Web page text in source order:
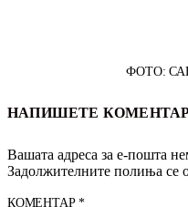
ФОТО:
НАПИШЕТЕ
Вашата адреса за е-пошта
Задолжителните полиња се
КОМЕНТАР*